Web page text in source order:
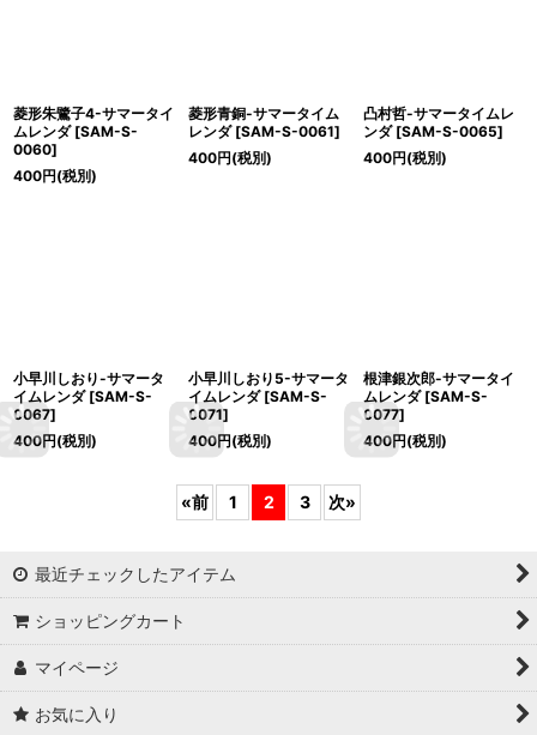
菱形朱鷺子4-サマータイ
ムレンダ [SAM-S-
0060]
400円(税別)
菱形青銅-サマータイム
レンダ [SAM-S-0061]
400円(税別)
凸村哲-サマータイムレ
ンダ [SAM-S-0065]
400円(税別)
小早川しおり-サマータ
イムレンダ [SAM-S-
0067]
400円(税別)
小早川しおり5-サマータ
イムレンダ [SAM-S-
0071]
400円(税別)
根津銀次郎-サマータイ
ムレンダ [SAM-S-
0077]
400円(税別)
«前 1 2 3 次»
最近チェックしたアイテム
ショッピングカート
マイページ
お気に入り